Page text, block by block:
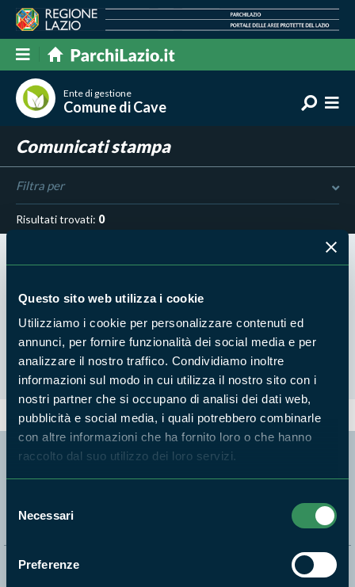
Questo sito web utilizza i cookie
Utilizziamo i cookie per personalizzare contenuti ed
annunci, per fornire funzionalità dei social media e per
analizzare il nostro traffico. Condividiamo inoltre
informazioni sul modo in cui utilizza il nostro sito con i
nostri partner che si occupano di analisi dei dati web,
pubblicità e social media, i quali potrebbero combinarle
con altre informazioni che ha fornito loro o che hanno
raccolto dal suo utilizzo dei loro servizi.
delNecessari
Preferenze
Ente di gestione
Comune di Cave
Comunicati stampa
Filtra per
Risultati trovati: 0
Nessun risultato trovato
Segui i nostri social ufficiali